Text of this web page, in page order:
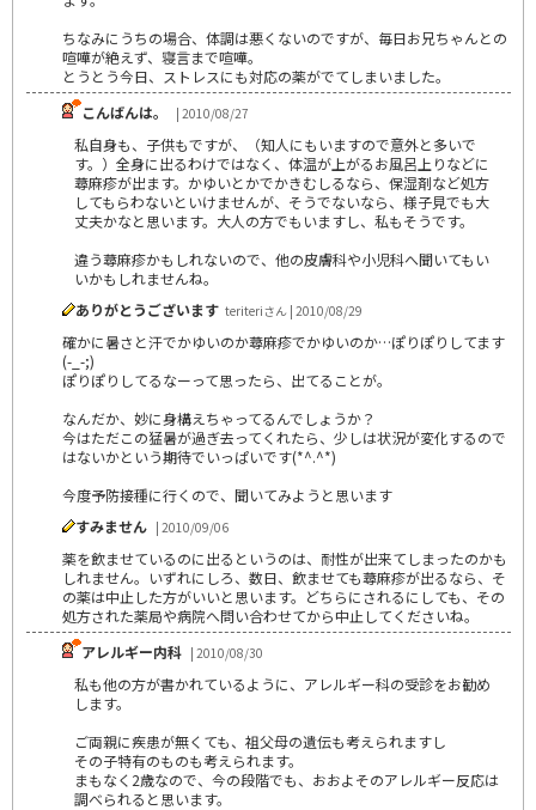
ちなみにうちの場合、体調は悪くないのですが、毎日お兄ちゃんとの
喧嘩が絶えず、寝言まで喧嘩。
とうとう今日、ストレスにも対応の薬がでてしまいました。
こんばんは。
| 2010/08/27
私自身も、子供もですが、（知人にもいますので意外と多いで
す。）全身に出るわけではなく、体温が上がるお風呂上りなどに
蕁麻疹が出ます。かゆいとかでかきむしるなら、保湿剤など処方
してもらわないといけませんが、そうでないなら、様子見でも大
丈夫かなと思います。大人の方でもいますし、私もそうです。
違う蕁麻疹かもしれないので、他の皮膚科や小児科へ聞いてもい
いかもしれませんね。
ありがとうございます teriteriさん | 2010/08/29
確かに暑さと汗でかゆいのか蕁麻疹でかゆいのか…ぽりぽりしてます
(-_-;)
ぽりぽりしてるなーって思ったら、出てることが。
なんだか、妙に身構えちゃってるんでしょうか？
今はただこの猛暑が過ぎ去ってくれたら、少しは状況が変化するので
はないかという期待でいっぱいです(*^.^*)
今度予防接種に行くので、聞いてみようと思います
すみません | 2010/09/06
薬を飲ませているのに出るというのは、耐性が出来てしまったのかも
しれません。いずれにしろ、数日、飲ませても蕁麻疹が出るなら、そ
の薬は中止した方がいいと思います。どちらにされるにしても、その
処方された薬局や病院へ問い合わせてから中止してくださいね。
アレルギー内科 | 2010/08/30
私も他の方が書かれているように、アレルギー科の受診をお勧め
します。
ご両親に疾患が無くても、祖父母の遺伝も考えられますし
その子特有のものも考えられます。
まもなく2歳なので、今の段階でも、おおよそのアレルギー反応は
調べられると思います。